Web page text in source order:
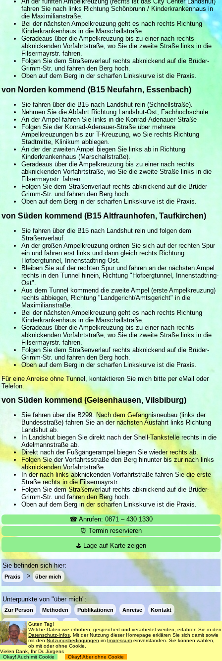
fahren Sie nach links Richtung Schönbrunn / Kinderkrankenhaus in
die Maximilianstraße.
Bei der nächsten Ampelkreuzung geht es nach rechts Richtung
Kinderkrankenhaus in die Marschallstraße.
Geradeaus über die Ampelkreuzung bis zu einer nach rechts
abknickenden Vorfahrtstraße, wo Sie die zweite Straße links in die
Filsermayrstr. fahren.
Folgen Sie dem Straßenverlauf rechts abknickend auf die Brüder-
Grimm-Str. und fahren den Berg hoch.
Oben auf dem Berg in der scharfen Linkskurve ist die Praxis.
von Norden kommend (B15 Neufahrn, Essenbach)
Sie fahren über die B15 nach Landshut rein (Schnellstraße).
Nehmen Sie die Abfahrt Richtung Landshut-Ost, Fachhochschule
An der Ampel fahren Sie links in die Konrad-Adenauer-Straße
Folgen Sie der Konrad-Adenauer-Straße über mehrere
Ampelkreuzungen bis zur T-Kreuzung, wo Sie rechts Richtung
Stadtmitte, Klinikum abbiegen.
An der der zweiten Ampel biegen Sie links ab in Richtung
Kinderkrankenhaus (Marschallstraße).
Geradeaus über die Ampelkreuzung bis zu einer nach rechts
abknickenden Vorfahrtstraße, wo Sie die zweite Straße links in die
Filsermayrstr. fahren.
Folgen Sie dem Straßenverlauf rechts abknickend auf die Brüder-
Grimm-Str. und fahren den Berg hoch.
Oben auf dem Berg in der scharfen Linkskurve ist die Praxis.
von Süden kommend (B15 Altfraunhofen, Taufkirchen)
Sie fahren über die B15 nach Landshut rein und folgen dem
Straßenverlauf.
An der großen Ampelkreuzung ordnen Sie sich auf der rechten Spur
ein und fahren erst links und dann gleich rechts Richtung
Hofbergtunnel, Innenstadtring-Ost.
Bleiben Sie auf der rechten Spur und fahren an der nächsten Ampel
rechts in den Tunnel hinein, Richtung "Hofbergtunnel, Innenstadtring-
Ost".
Aus dem Tunnel kommend die zweite Ampel (erste Ampelkreuzung)
rechts abbiegen, Richtung "Landgericht/Amtsgericht" in die
Maximilianstraße.
Bei der nächsten Ampelkreuzung geht es nach rechts Richtung
Kinderkrankenhaus in die Marschallstraße.
Geradeaus über die Ampelkreuzung bis zu einer nach rechts
abknickenden Vorfahrtstraße, wo Sie die zweite Straße links in die
Filsermayrstr. fahren.
Folgen Sie dem Straßenverlauf rechts abknickend auf die Brüder-
Grimm-Str. und fahren den Berg hoch.
Oben auf dem Berg in der scharfen Linkskurve ist die Praxis.
Für eine Anreise ohne Tunnel, kontaktieren Sie mich bitte per eMail oder
Telefon.
von Süden kommend (Geisenhausen, Vilsbiburg)
Sie fahren über die B299. Nach dem Gefängnisneubau (links der
Bundesstraße) fahren Sie an der nächsten Ausfahrt links Richtung
Landshut ab.
In Landshut biegen Sie direkt nach der Shell-Tankstelle rechts in die
Adelmannstraße ab.
Direkt nach der Fußgängerampel biegen Sie wieder rechts ab.
Folgen Sie der Vorfahrtsstraße den Berg hinunter bis zur nach links
abknickenden Vorfahrtstraße.
In der nach links abknickenden Vorfahrtstraße fahren Sie die erste
Straße rechts in die Filsermayrstr.
Folgen Sie dem Straßenverlauf rechts abknickend auf die Brüder-
Grimm-Str. und fahren den Berg hoch.
Oben auf dem Berg in der scharfen Linkskurve ist die Praxis.
☎ Anrufen: 0871 – 430 1330
⏰ Termin reservieren
⛳ Lage auf Karte zeigen
Sie befinden sich hier:
Praxis über mich
Unterpunkte von "über mich":
Zur Person Methoden Publikationen Anreise Kontakt
Berufsbezeichnung
Login
Guten Tag!
Welche Daten wie erhoben, gespeichert und verarbeitet werden, erfahren Sie in den
Datenschutz-Infos . Mit der Nutzung dieser Homepage erklären Sie sich damit sowie
mit denNutzungsbedingungen im Impressum einverstanden. Sie können wählen,
ob mit oder ohne Cookie.
Vielen Dank, Ihr Dr. Jürgens
Okay! Auch mit Cookie
Okay! Aber ohne Cookie